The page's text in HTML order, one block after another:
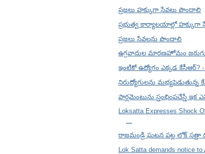
ప్రజలు హక్కుగా సేవలు పొందాలి
ప్రభుత్వ కార్యాలయాల్లో హక్కుగా
ప్రజలు సేవలను పొందాలి
ఉగ్రవాదుల మారణహోమం
ఇంటికో ఉద్యోగం ఎక్కడ
నిరుద్యోగులను మభ్యపెడుతున్న
పార్లమెంటును స్తంభింపచేస్తే ఇక
Loksatta Expresses Shock
...
రాజమండ్రి ఘటన పట్ల లోక్ సత్తా
Lok Satta demands notice to